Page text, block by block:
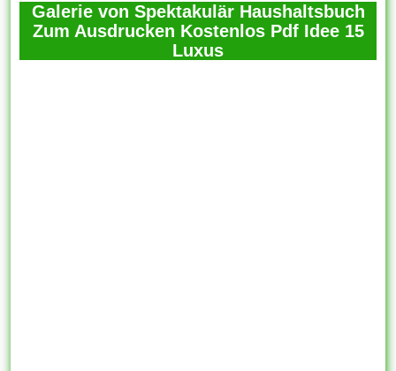
Galerie von Spektakulär Haushaltsbuch
Zum Ausdrucken Kostenlos Pdf Idee 15
Luxus